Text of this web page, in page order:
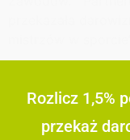
Rozlicz 1,5%
przekaż